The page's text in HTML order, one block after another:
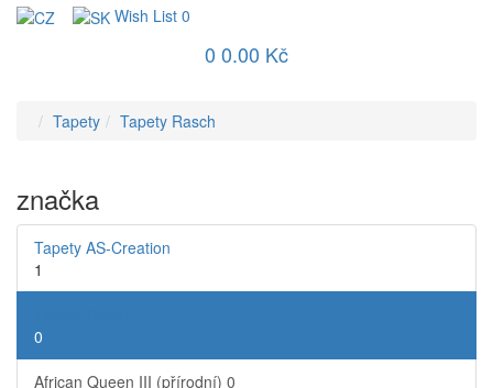
Wish List 0
0 0.00 Kč
Tapety Tapety Rasch
značka
Tapety AS-Creation
1
0
African Queen III (přírodní) 0